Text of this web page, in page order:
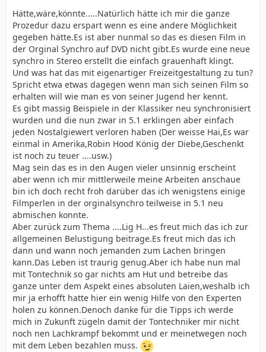
Hätte,wäre,könnte.....Natürlich hätte ich mir die ganze
Prozedur dazu erspart wenn es eine andere Möglichkeit
gegeben hätte.Es ist aber nunmal so das es diesen Film in
der Orginal Synchro auf DVD nicht gibt.Es wurde eine neue
synchro in Stereo erstellt die einfach grauenhaft klingt.
Und was hat das mit eigenartiger Freizeitgestaltung zu tun?
Spricht etwa etwas dagegen wenn man sich seinen Film so
erhalten will wie man es von seiner Jugend her kennt.
Es gibt massig Beispiele in der Klassiker neu synchronisiert
wurden und die nun zwar in 5.1 erklingen aber einfach
jeden Nostalgiewert verloren haben (Der weisse Hai,Es war
einmal in Amerika,Robin Hood König der Diebe,Geschenkt
ist noch zu teuer ....usw.)
Mag sein das es in den Augen vieler unsinnig erscheint
aber wenn ich mir mittlerweile meine Arbeiten anschaue
bin ich doch recht froh darüber das ich wenigstens einige
Filmperlen in der orginalsynchro teilweise in 5.1 neu
abmischen konnte.
Aber zurück zum Thema ....Lig H...es freut mich das ich zur
allgemeinen Belustigung beitrage.Es freut mich das ich
dann und wann noch jemanden zum Lachen bringen
kann.Das Leben ist traurig genug.Aber ich habe nun mal
mit Tontechnik so gar nichts am Hut und betreibe das
ganze unter dem Aspekt eines absoluten Laien,weshalb ich
mir ja erhofft hatte hier ein wenig Hilfe von den Experten
holen zu können.Denoch danke für die Tipps ich werde
mich in Zukunft zügeln damit der Tontechniker mir nicht
noch nen Lachkrampf bekommt und er meinetwegen noch
mit dem Leben bezahlen muss.